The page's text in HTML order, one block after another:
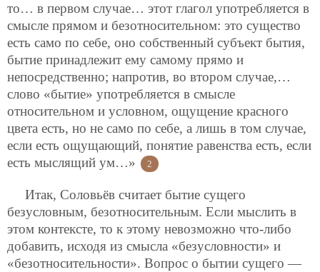
то… в первом случае… этот глагол употребляется в
смысле прямом и безотносительном: это существо
есть само по себе, оно собственный субъект бытия,
бытие принадлежит ему самому прямо и
непосредственно; напротив, во втором случае,…
слово «бытие» употребляется в смысле
относительном и условном, ощущение красного
цвета есть, но не само по себе, а лишь в том случае,
если есть ощущающий, понятие равенства есть, если
есть мыслящий ум…»
2
Итак, Соловьёв считает бытие сущего
безусловным, безотносительным. Если мыслить в
этом контексте, то к этому невозможно что-либо
добавить, исходя из смысла «безусловности» и
«безотносительности». Вопрос о бытии сущего —